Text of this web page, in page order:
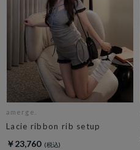
amerge.
Lacie ribbon rib setup
￥23,760